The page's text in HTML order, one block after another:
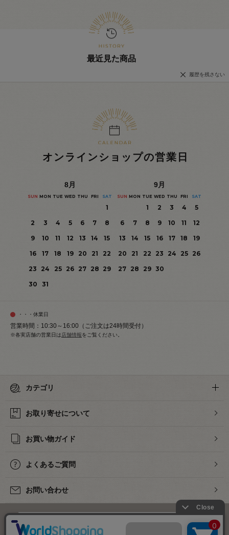
最近見た商品
履歴を残さない
オンラインショップの営業日
8月
SUN MON TUE WED THU FRI SAT
1
2
3 4 5 6 7
8
9
10 11 12 13 14
15
16
17 18 19 20 21
22
23
24 25 26 27 28 29
30
31
9月
SUN MON TUE WED THU FRI SAT
1 2 3 4
5
6
7 8 9 10 11
12
13
14 15 16 17 18
19
20
21 22 23 24 25
26
27 28 29 30
・・・休業日
営業時間：10:30～16:00（ご注文は24時間受付）
※各実店舗の営業日は 店舗情報をご覧ください。
カテゴリ
お取り寄せについて
お買い物ガイド
よくあるご質問
お問い合わせ
下着・ランジェリーの専門店